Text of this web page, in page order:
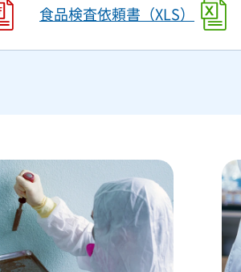
食品検査依頼書（XLS）